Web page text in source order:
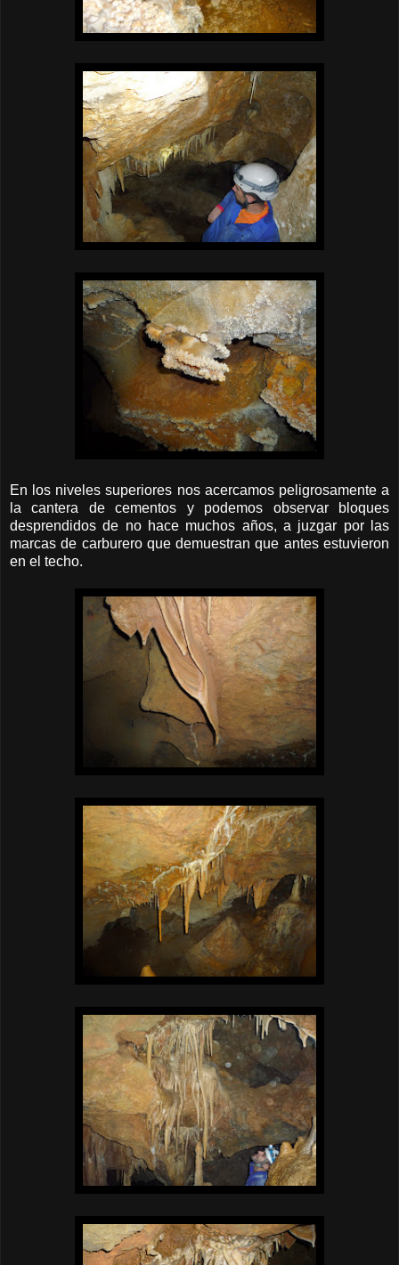
En los niveles superiores nos acercamos peligrosamente a
la cantera de cementos y podemos observar bloques
desprendidos de no hace muchos años, a juzgar por las
marcas de carburero que demuestran que antes estuvieron
en el techo.